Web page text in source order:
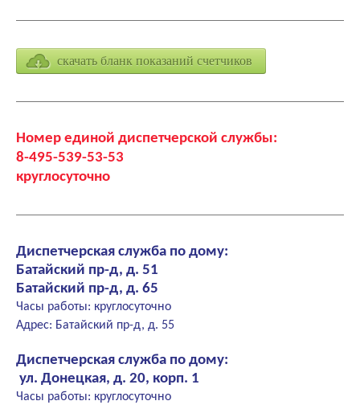
скачать бланк показаний счетчиков
Номер единой диспетчерской службы:
8-495-539-53-53
круглосуточно
Диспетчерская служба по дому:
Батайский пр-д, д. 51
Батайский пр-д, д. 65
Часы работы: круглосуточно
Адрес: Батайский пр-д, д. 55
Диспетчерская служба по дому:
ул. Донецкая, д. 20, корп. 1
Часы работы: круглосуточно